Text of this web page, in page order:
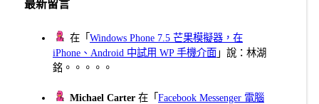
最新留言
在「Windows Phone 7.5 芒果模擬器，在
iPhone、Android 中試用 WP 手機介面 」說：林湖
銘。。。。。
Michael Carter 在「Facebook Messenger 電腦